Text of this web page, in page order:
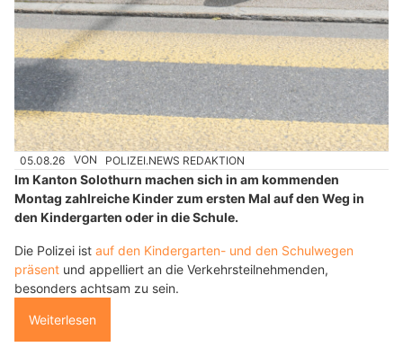
05.08.26 VON POLIZEI.NEWS REDAKTION
Im Kanton Solothurn machen sich in am kommenden
Montag zahlreiche Kinder zum ersten Mal auf den Weg in
den Kindergarten oder in die Schule.
Die Polizei ist auf den Kindergarten- und den Schulwegen
präsent und appelliert an die Verkehrsteilnehmenden,
besonders achtsam zu sein.
Weiterlesen